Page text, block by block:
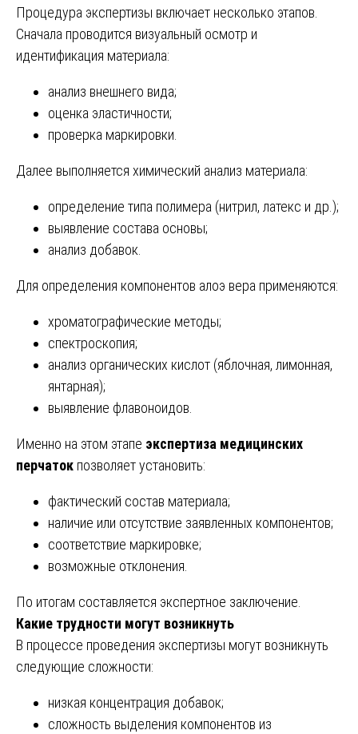
Процедура экспертизы включает несколько этапов.
Сначала проводится визуальный осмотр и
идентификация материала:
анализ внешнего вида;
оценка эластичности;
проверка маркировки.
Далее выполняется химический анализ материала:
определение типа полимера (нитрил, латекс и др.);
выявление состава основы;
анализ добавок.
Для определения компонентов алоэ вера применяются:
хроматографические методы;
спектроскопия;
анализ органических кислот (яблочная, лимонная,
янтарная);
выявление флавоноидов.
Именно на этом этапе экспертиза медицинских
перчаток позволяет установить:
фактический состав материала;
наличие или отсутствие заявленных компонентов;
соответствие маркировке;
возможные отклонения.
По итогам составляется экспертное заключение.
Какие трудности могут возникнуть
В процессе проведения экспертизы могут возникнуть
следующие сложности:
низкая концентрация добавок;
сложность выделения компонентов из